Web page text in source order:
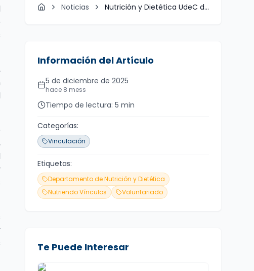
Inicio Noticias Nutrición y Dietética UdeC da ...
Información del Artículo
Fecha de publicación
5 de diciembre de 2025
hace 8 mess
Tiempo de lectura
Tiempo de lectura: 5 min
Categorías:
Vinculación
Etiquetas:
Departamento de Nutrición y Dietética
Nutriendo Vínculos
Voluntariado
Te Puede Interesar